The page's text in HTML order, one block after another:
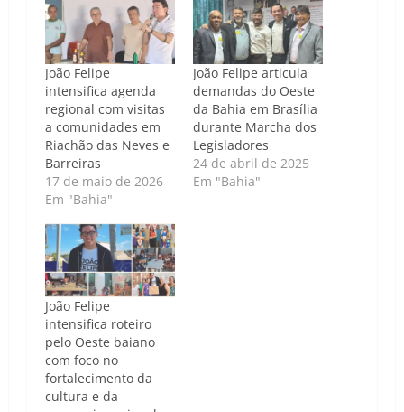
João Felipe
intensifica agenda
regional com visitas
a comunidades em
Riachão das Neves e
Barreiras
17 de maio de 2026
Em "Bahia"
João Felipe articula
demandas do Oeste
da Bahia em Brasília
durante Marcha dos
Legisladores
24 de abril de 2025
Em "Bahia"
João Felipe
intensifica roteiro
pelo Oeste baiano
com foco no
fortalecimento da
cultura e da